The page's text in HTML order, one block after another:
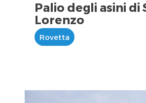
Palio degli asini di
Lorenzo
Rovetta